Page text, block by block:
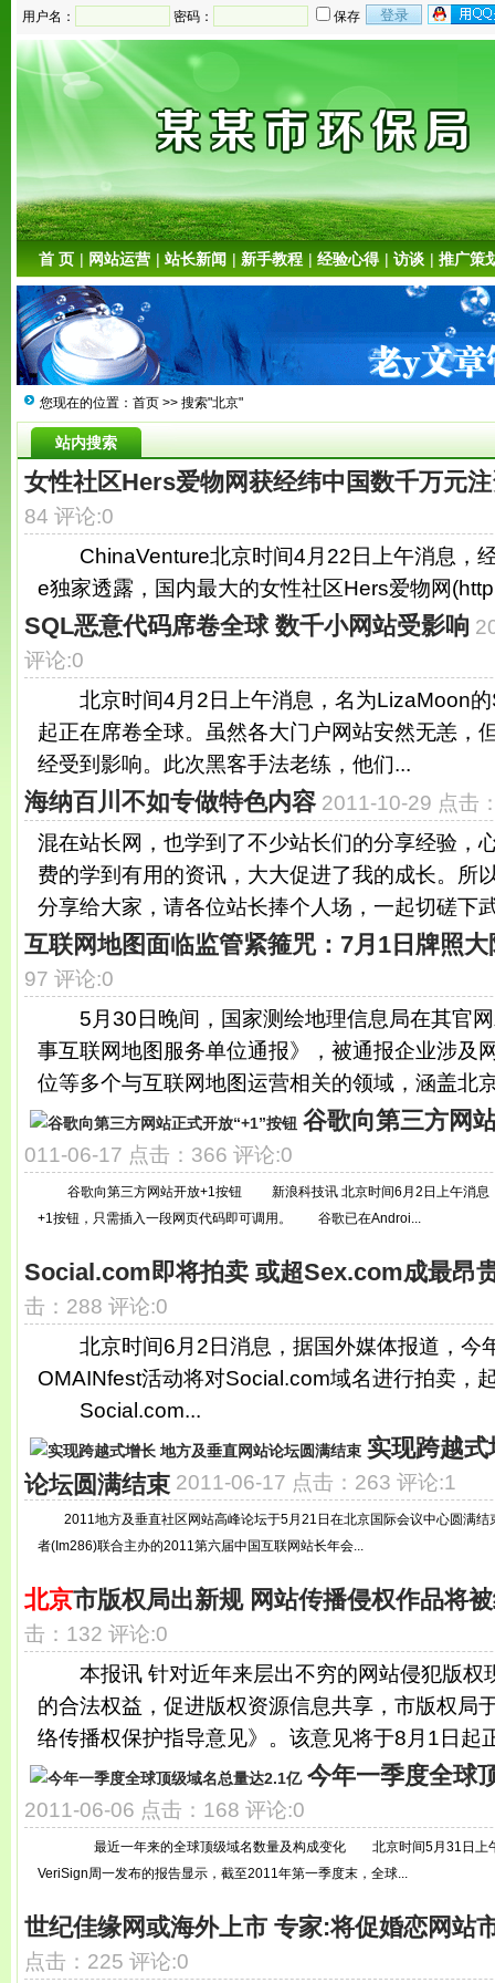
用户名： 密码： 保存
首 页 | 网站运营 |站长新闻 | 新手教程 | 经验心得 | 访谈 | 推广策
您现在的位置： 首页 >> 搜索"北京"
站内搜索
女性社区Hers爱物网获经纬中国数千万元
84 评论:0
ChinaVenture北京时间4月22日上午消息，
e独家透露，国内最大的女性社区Hers爱物网
SQL恶意代码席卷全球 数千小网站受影响
评论:0
北京时间4月2日上午消息，名为LizaMoon的
起正在席卷全球。虽然各大门户网站安然无恙，
经受到影响。此次黑客手法老练，他们...
海纳百川不如专做特色内容 2011-10-29 点击
混在站长网，也学到了不少站长们的分享经验，
费的学到有用的资讯，大大促进了我的成长。所
分享给大家，请各位站长捧个人场，一起切磋
互联网地图面临监管紧箍咒：7月1日牌照大
97 评论:0
5月30日晚间，国家测绘地理信息局在其官网
事互联网地图服务单位通报》，被通报企业涉及
位等多个与互联网地图运营相关的领域，涵盖北
谷歌向第三方网
011-06-17 点击：366 评论:0
谷歌向第三方网站开放+1按钮 新浪科技讯 北京时间6月2日上午消息，
+1按钮，只需插入一段网页代码即可调用。 谷歌已在Androi...
Social.com即将拍卖 或超Sex.com成最昂
击：288 评论:0
北京时间6月2日消息，据国外媒体报道，今
OMAINfest活动将对Social.com域名进行拍卖，
Social.com...
实现跨越
论坛圆满结束 2011-06-17 点击：263 评论:1
2011地方及垂直社区网站高峰论坛于5月21日在北京国际会议中心圆满结
者(Im286)联合主办的2011第六届中国互联网站长年会...
北京市版权局出新规 网站传播侵权作品将
击：132 评论:0
本报讯 针对近年来层出不穷的网站侵犯版权
的合法权益，促进版权资源信息共享，市版权局
络传播权保护指导意见》。该意见将于8月1日起
今年一季度全球
2011-06-06 点击：168 评论:0
最近一年来的全球顶级域名数量及构成变化 北京时间5月31日上午
VeriSign周一发布的报告显示，截至2011年第一季度末，全球...
世纪佳缘网或海外上市 专家:将促婚恋网站
点击：225 评论:0